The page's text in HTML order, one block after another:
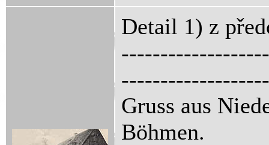
Detail 1) z
-------------------
Gruss aus
Böhmen.